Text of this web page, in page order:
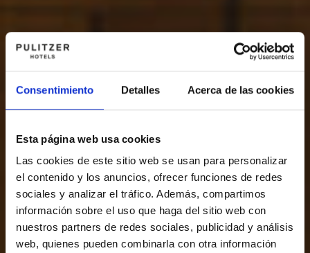
Consentimiento Detalles Acerca de las cookies
Esta página web usa cookies
Las cookies de este sitio web se usan para personalizar
el contenido y los anuncios, ofrecer funciones de redes
sociales y analizar el tráfico. Además, compartimos
información sobre el uso que haga del sitio web con
nuestros partners de redes sociales, publicidad y análisis
web, quienes pueden combinarla con otra información